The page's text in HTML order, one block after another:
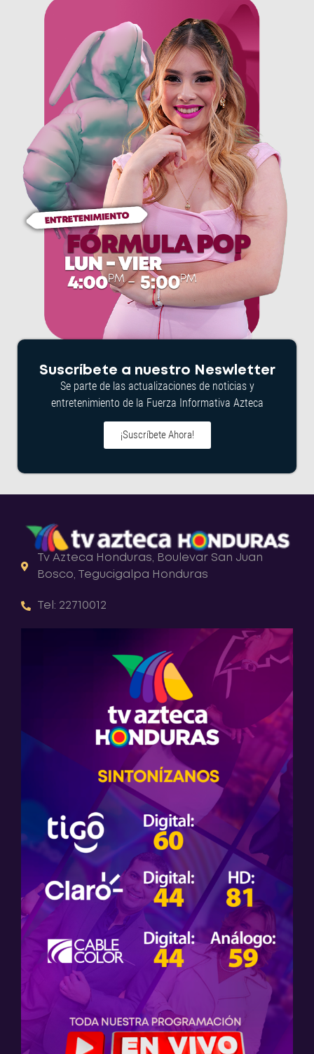
Suscríbete a nuestro Neswletter
Se parte de las actualizaciones de noticias y
entretenimiento de la Fuerza Informativa Azteca
¡Suscríbete Ahora!
Tv Azteca Honduras, Boulevar San Juan
Bosco, Tegucigalpa Honduras
Tel: 22710012